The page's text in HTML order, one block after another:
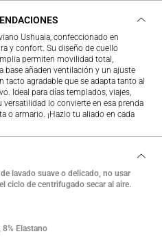
Ushuaia, confeccionado en
y confort. Su diseño de cuello
permiten movilidad total,
base añaden ventilación y un ajuste
agradable que se adapta tanto al
Ideal para días templados, viajes,
lo convierte en esa prenda
o armario. ¡Hazlo tu aliado en cada
lavado suave o delicado, no usar
ciclo de centrifugado secar al aire.
8% Elastano